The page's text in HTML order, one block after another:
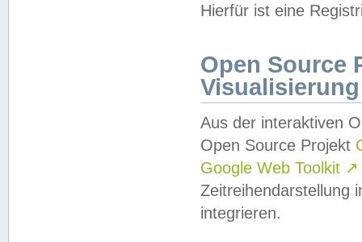
Hierfür ist eine
Open Source
Visualisierung
Aus der interaktiven
Open Source Projekt
Google Web Toolkit ↗
Zeitreihendarstellung
integrieren.